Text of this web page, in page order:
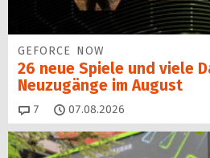
GEFORCE NOW
26 neue Spiele und viele
Neuzugänge im August
7 Kommentare
07.08.2026